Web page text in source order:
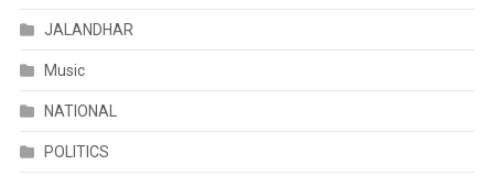
JALANDHAR
Music
NATIONAL
POLITICS